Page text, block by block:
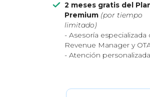
2 meses gratis del
Premium (por tiempo
limitado)
- Asesoría especializada
Revenue Manager y
- Atención personalizada